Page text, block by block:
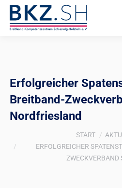
Erfolgreicher
Breitband-
Nordfriesland
Sie befinden sich hier:
START
ERFOLGREICHER
ZWECKVERBAND